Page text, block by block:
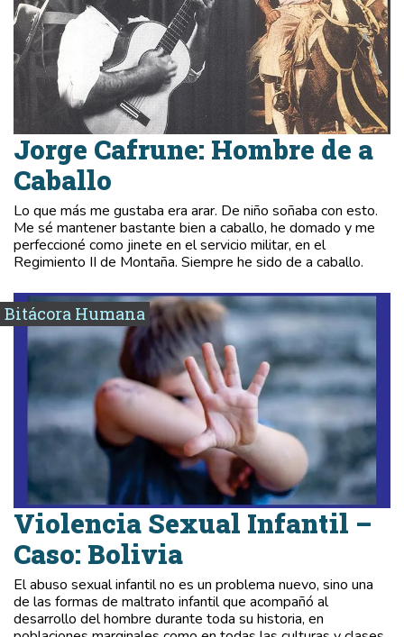
Jorge Cafrune: Hombre de a
Caballo
Lo que más me gustaba era arar. De niño soñaba con esto.
Me sé mantener bastante bien a caballo, he domado y me
perfeccioné como jinete en el servicio militar, en el
Regimiento II de Montaña. Siempre he sido de a caballo.
Bitácora Humana
Violencia Sexual Infantil –
Caso: Bolivia
El abuso sexual infantil no es un problema nuevo, sino una
de las formas de maltrato infantil que acompañó al
desarrollo del hombre durante toda su historia, en